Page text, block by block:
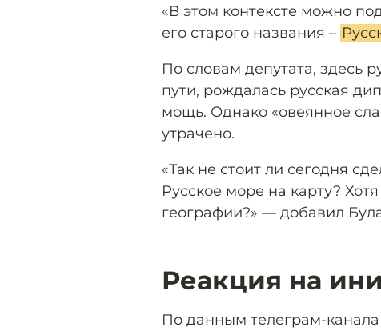
«В этом контексте можно
его старого названия –
По словам депутата, здесь
пути, рождалась русская
мощь. Однако «овеянное
утрачено.
«Так не стоит ли сегодня
Русское море на карту?
географии?» — добавил
Реакция на
По данным телеграм-